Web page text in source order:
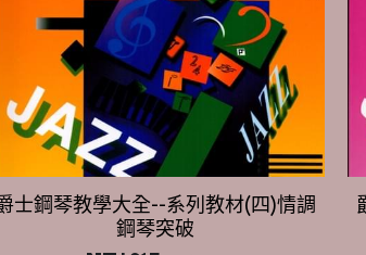
爵士鋼琴教學大全--系列教材(四)情調
鋼琴突破
NT$315NT$350